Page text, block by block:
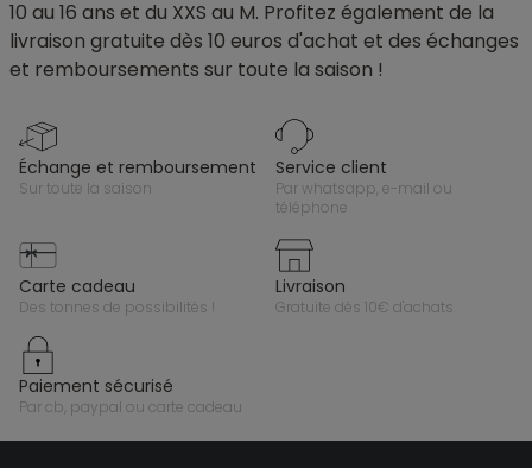
10 au 16 ans et du XXS au M. Profitez également de la
livraison gratuite dès 10 euros d'achat et des échanges
et remboursements sur toute la saison !
échange et remboursement
sur toute la saison
service client
par whatsapp, e-mail ou
téléphone
carte cadeau
des tonnes de possibilités !
livraison
gratuite dès 10€ d'achats
paiement sécurisé
par cb, paypal ou carte cadeau